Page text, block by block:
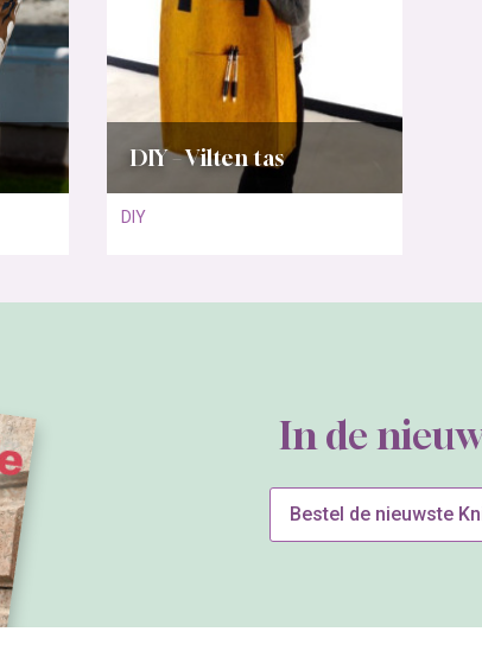
DIY – Vilten tas
DIY
In de
Bestel de nieuwste